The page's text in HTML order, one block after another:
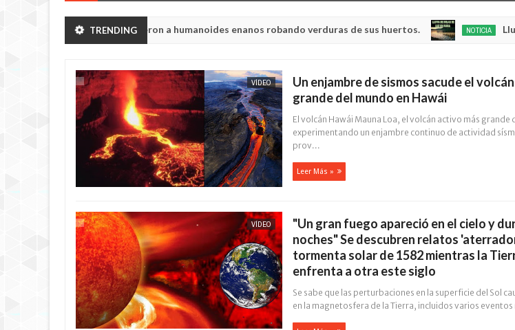
TRENDING
de Chelyabinsk vieron a humanoides enanos robando verduras de sus huertos. NOTICIA Lluvia de
VÍDEO
Un enjambre de sismos sacude el
grande del mundo en Hawái
El volcán Hawái Mauna Loa, el volcán activo más grande
experimentando un enjambre continuo de actividad
prov...
Leer Más »
VÍDEO
"Un gran fuego apareció en el cielo y
noches" Se descubren relatos
tormenta solar de 1582 mientras la
enfrenta a otra este siglo
Se sabe que las perturbaciones en la superficie del Sol
en la magnetosfera de la Tierra, incluidos varios